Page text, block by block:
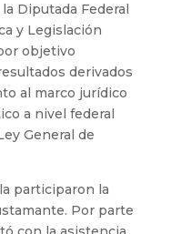
Diputada Federal
y Legislación
objetivo
derivados
al marco jurídico
a nivel federal
General de
participaron la
Por parte